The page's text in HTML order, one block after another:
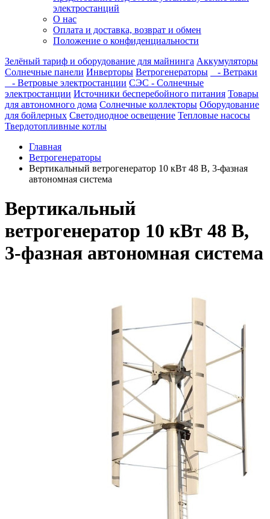
электростанций
О нас
Оплата и доставка, возврат и обмен
Положение о конфиденциальности
Зелёный тариф и оборудование для майнинга Аккумуляторы
Солнечные панели Инверторы Ветрогенераторы
- Ветраки
- Ветровые электростанции СЭС - Солнечные
электростанции Источники бесперебойного питания Товары
для автономного дома Солнечные коллекторы Оборудование
для бойлерных Светодиодное освещение Тепловые насосы
Твердотопливные котлы
Главная
Ветрогенераторы
Вертикальный ветрогенератор 10 кВт 48 В, 3-фазная
автономная система
Вертикальный
ветрогенератор 10 кВт 48 В,
3-фазная автономная система